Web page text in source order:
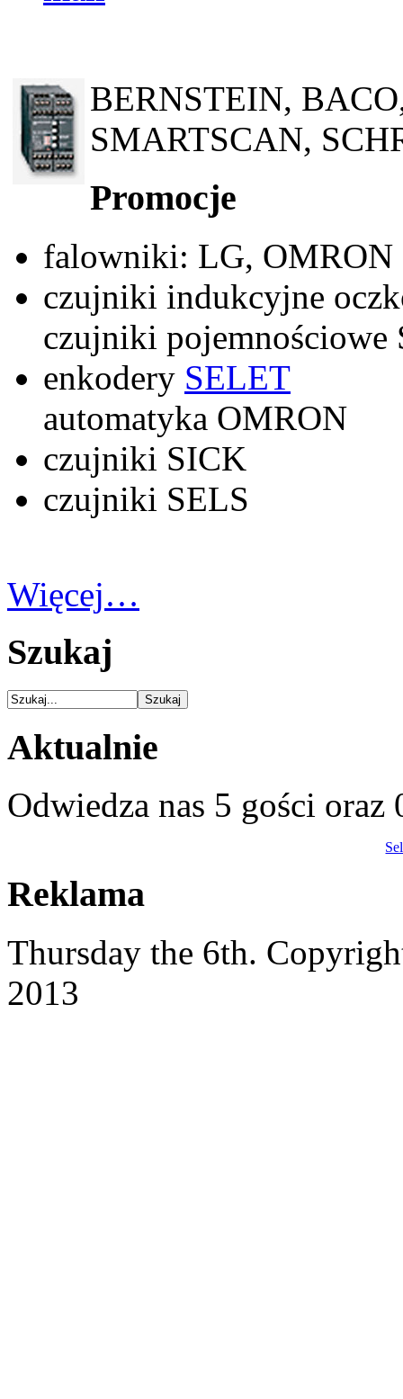
BERNSTEIN,
SMARTSCAN,
Promocje
falowniki: LG, OMRON
czujniki indukcyjne
czujniki pojemnościowe
enkodery SELET
automatyka OMRON
czujniki SICK
czujniki SELS
Więcej…
Szukaj
Aktualnie
Odwiedza nas 5 gości
Reklama
Thursday the 6th.
2013